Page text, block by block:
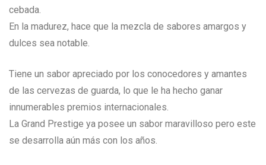
cebada.
En la madurez, hace que la mezcla de sabores amargos y
dulces sea notable.
Tiene un sabor apreciado por los conocedores y amantes
de las cervezas de guarda, lo que le ha hecho ganar
innumerables premios internacionales.
La Grand Prestige ya posee un sabor maravilloso pero este
se desarrolla aún más con los años.